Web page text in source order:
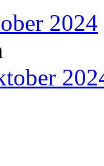
2024